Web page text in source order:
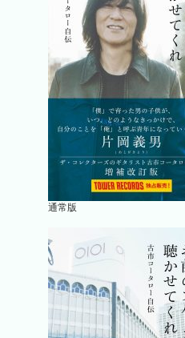
通常版